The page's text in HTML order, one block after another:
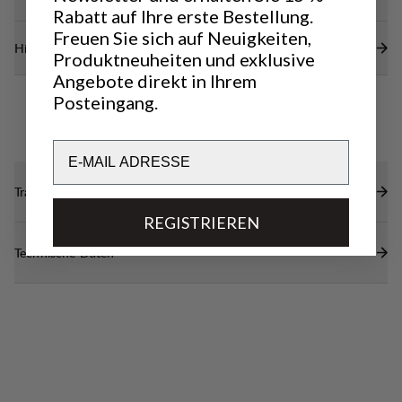
Hilfe benötigt?
Transparenz
Technische Daten
Rabatt auf Ihre erste Bestellung.
Freuen Sie sich auf Neuigkeiten,
Produktneuheiten und exklusive
Angebote direkt in Ihrem
Posteingang.
REGISTRIEREN